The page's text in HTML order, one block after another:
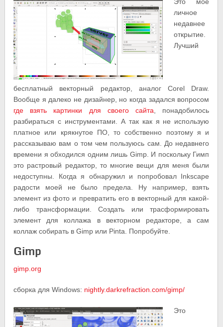
Это мое
личное
недавнее
открытие.
Лучший
бесплатный векторный редактор, аналог Corel Draw.
Вообще я далеко не дизайнер, но когда задался вопросом
где взять картинки для своего сайта , понадобилось
разбираться с инструментами. А так как я не использую
платное или крякнутое ПО, то собственно поэтому я и
рассказываю вам о том чем пользуюсь сам. До недавнего
времени я обходился одним лишь Gimp. И поскольку Гимп
это растровый редактор, то многие вещи для меня были
недоступны. Когда я обнаружил и попробовал Inkscape
радости моей не было предела. Ну например, взять
элемент из фото и превратить его в векторный для какой-
либо трансформации. Создать или трасформировать
элемент для коллажа в векторном редакторе, а сам
коллаж собирать в Gimp или Pinta. Попробуйте.
Gimp
gimp.org
сборка для Windows: nightly.darkrefraction.com/gimp/
Это